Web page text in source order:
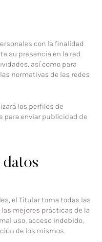
con la finalidad
su presencia en la red
así como para
normativas de las redes
los perfiles de
para enviar publicidad de
datos
el Titular toma todas las
mejores prácticas de la
uso, acceso indebido,
de los mismos.